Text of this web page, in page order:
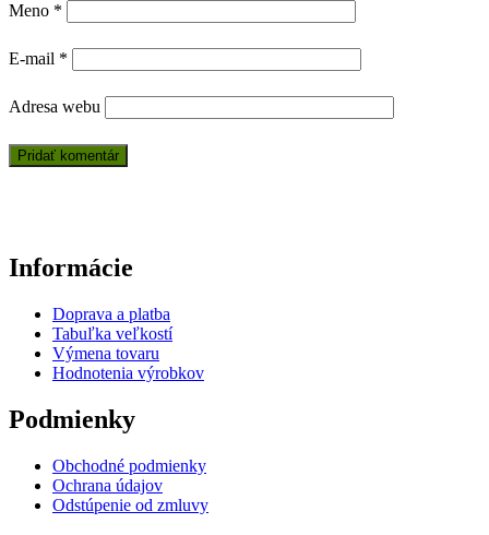
Meno *
E-mail *
Adresa webu
Informácie
Doprava a platba
Tabuľka veľkostí
Výmena tovaru
Hodnotenia výrobkov
Podmienky
Obchodné podmienky
Ochrana údajov
Odstúpenie od zmluvy